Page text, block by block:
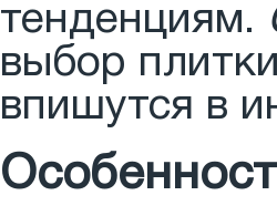
тенденциям.
выбор
впишутся в